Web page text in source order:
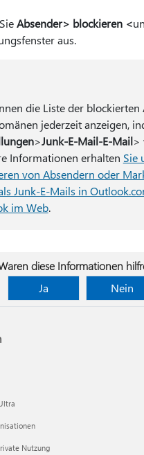
Absender> blockieren <
aus.
die Liste der blockierten
jederzeit anzeigen,
>Junk-E-Mail-E-Mail>
Informationen erhalten Sie
von Absendern oder
Junk-E-Mails in
im Web.
diese Informationen
Ja
Nein
Nutzung